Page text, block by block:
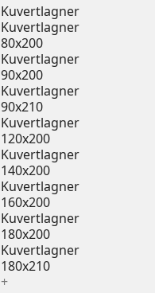
Kuvertlagner
Kuvertlagner
80x200
Kuvertlagner
90x200
Kuvertlagner
90x210
Kuvertlagner
120x200
Kuvertlagner
140x200
Kuvertlagner
160x200
Kuvertlagner
180x200
Kuvertlagner
180x210
+